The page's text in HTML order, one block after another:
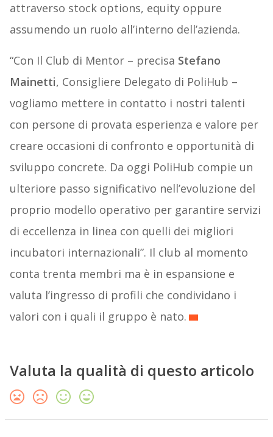
attraverso stock options, equity oppure
assumendo un ruolo all’interno dell’azienda.
“Con Il Club di Mentor – precisa Stefano
Mainetti, Consigliere Delegato di PoliHub –
vogliamo mettere in contatto i nostri talenti
con persone di provata esperienza e valore per
creare occasioni di confronto e opportunità di
sviluppo concrete. Da oggi PoliHub compie un
ulteriore passo significativo nell’evoluzione del
proprio modello operativo per garantire servizi
di eccellenza in linea con quelli dei migliori
incubatori internazionali”. Il club al momento
conta trenta membri ma è in espansione e
valuta l’ingresso di profili che condividano i
valori con i quali il gruppo è nato.
Valuta la qualità di questo articolo